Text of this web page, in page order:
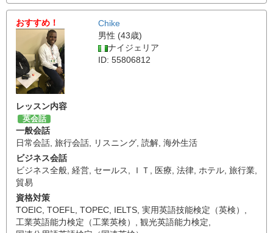
おすすめ！
Chike
男性 (43歳)
ナイジェリア
ID: 55806812
レッスン内容
英会話
一般会話
日常会話, 旅行会話, リスニング, 読解, 海外生活
ビジネス会話
ビジネス全般, 経営, セールス, ＩＴ , 医療, 法律, ホテル, 旅行業,
貿易
資格対策
TOEIC, TOEFL, TOPEC, IELTS, 実用英語技能検定（英検） ,
工業英語能力検定（工業英検） , 観光英語能力検定,